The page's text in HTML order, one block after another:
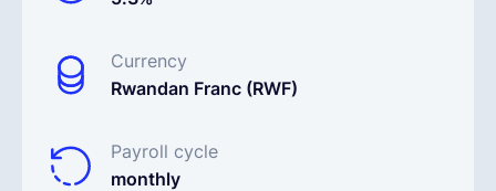
Currency
Rwandan Franc (RWF)
Payroll cycle
monthly